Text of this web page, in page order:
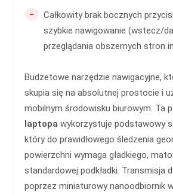
-
Całkowity brak bocznych
szybkie nawigowanie (wstecz/
przeglądania obszernych stron
Budżetowe narzędzie nawigacyjne,
skupia się na absolutnej prostocie i
mobilnym środowisku biurowym. Ta
laptopa wykorzystuje podstawowy
który do prawidłowego śledzenia
powierzchni wymaga gładkiego,
standardowej podkładki. Transmisja
poprzez miniaturowy nanoodbiornik